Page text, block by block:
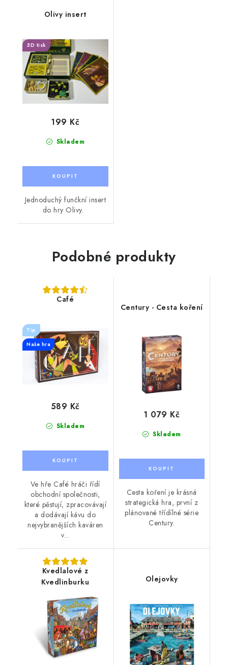
Olivy insert
3D tisk
Skladem
199 Kč
Jednoduchý funčkní insert
do hry Olivy.
Podobné produkty
Café
Tip
Naše hra
Skladem
589 Kč
Ve hře Café hráči řídí
obchodní společnosti,
které pěstují, zpracovávají
a dodávají kávu do
nejvybranějších kaváren
v...
Century - Cesta koření
Skladem
1 079 Kč
Cesta koření je krásná
strategická hra, první z
plánované třídílné série
Century.
Kvedlalové z
Kvedlinburku
Olejovky